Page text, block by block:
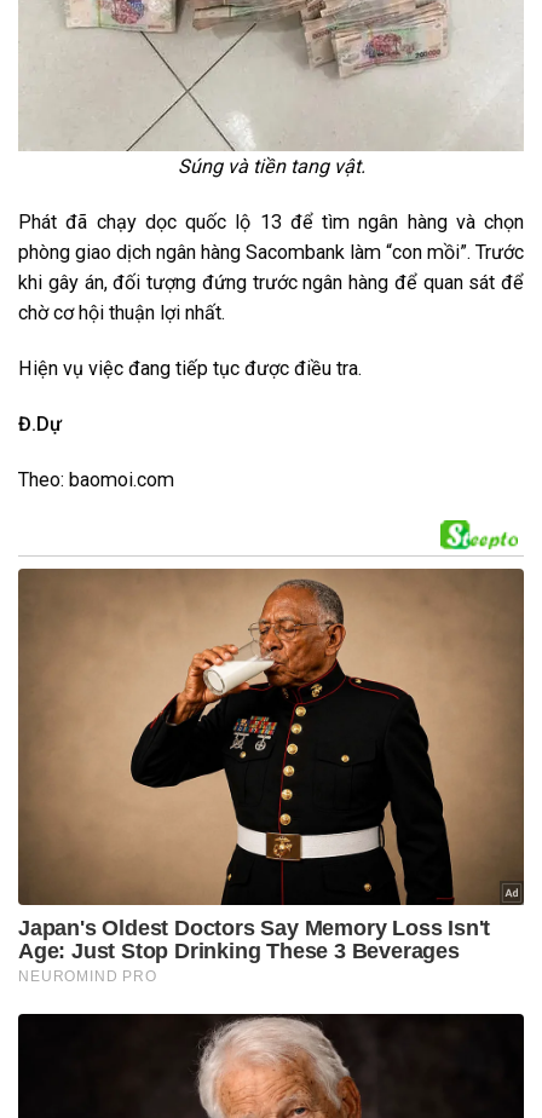
Súng và tiền tang vật.
Phát đã chạy dọc quốc lộ 13 để tìm ngân hàng và chọn
phòng giao dịch ngân hàng Sacombank làm “con mồi”. Trước
khi gây án, đối tượng đứng trước ngân hàng để quan sát để
chờ cơ hội thuận lợi nhất.
Hiện vụ việc đang tiếp tục được điều tra.
Đ.Dự
Theo: baomoi.com